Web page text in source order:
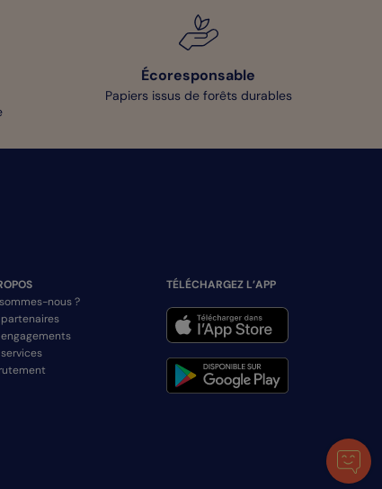
Écoresponsable
Papiers issus de forêts durables
nous ?
partenaires
engagements
TÉLÉCHARGEZ L’APP